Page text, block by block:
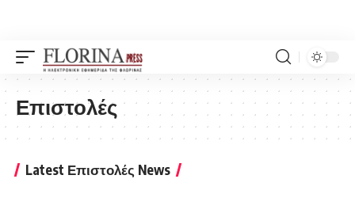
Επιστολές
Latest Επιστολές News